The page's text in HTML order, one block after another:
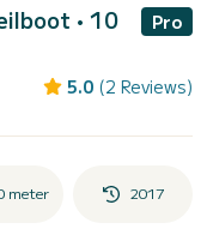
• 10
Pro
5.0 (2 Reviews)
meter 2017